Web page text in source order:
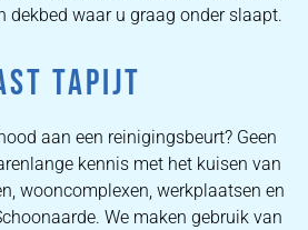
dekbed waar u graag onder slaapt.
TAPIJT
aan een reinigingsbeurt? Geen
kennis met het kuisen van
wooncomplexen, werkplaatsen en
We maken gebruik van